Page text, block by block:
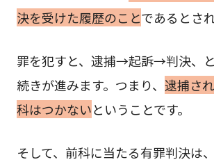
決を受けた履歴のことであるとさ
罪を犯すと、逮捕→起訴→判決、
続きが進みます。つまり、 逮捕さ
科はつかないということです。
そして、前科に当たる有罪判決は